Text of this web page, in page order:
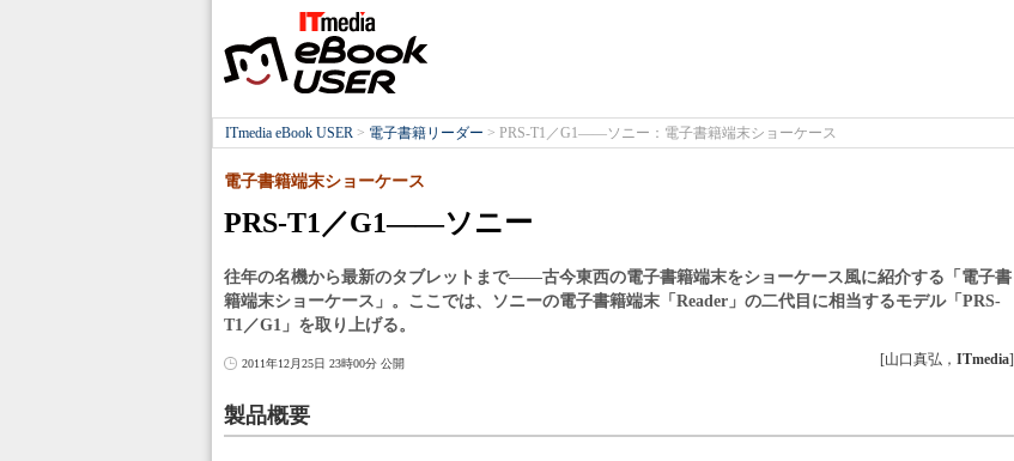
ITmedia eBook USER > 電子書籍リーダー > PRS-T1／G1――ソニー：電子書籍端末ショーケース
PRS-T1／G1――ソニー
電子書籍端末ショーケース
往年の名機から最新のタブレットまで――古今東西の電子書籍端末をショーケース風に紹介する「電子書
籍端末ショーケース」。ここでは、ソニーの電子書籍端末「Reader」の二代目に相当するモデル「PRS-
T1／G1」を取り上げる。
2011年12月25日 23時00分 公開 [山口真弘， ITmedia]
製品概要